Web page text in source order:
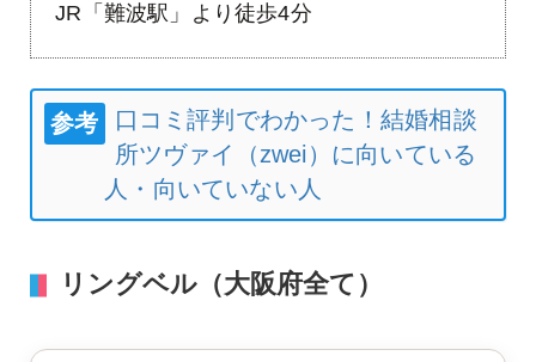
JR「難波駅」より徒歩4分
参考
口コミ評判でわかった！結婚相談
所ツヴァイ（zwei）に向いている
人・向いていない人
リングベル（大阪府全て）